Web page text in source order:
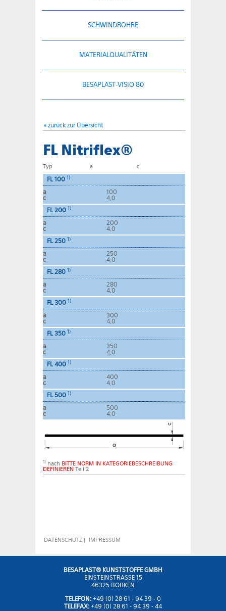
SCHWINDROHRE
MATERIALQUALITÄTEN
BESAPLAST-VISIO 80
« zurück zur Übersicht
FL Nitriflex®
Typ a c
FL 100 1)
a
100
c
4,0
FL 200 1)
a
200
c
4,0
FL 250 1)
a
250
c
4,0
FL 280 1)
a
280
c
4,0
FL 300 1)
a
300
c
4,0
FL 350 1)
a
350
c
4,0
FL 400 1)
a
400
c
4,0
FL 500 1)
a
500
c
4,0
1) nach BITTE NORM IN KATEGORIEBESCHREIBUNG
DEFINIEREN Teil 2
DATENSCHUTZ| IMPRESSUM
BESAPLAST® KUNSTSTOFFE GMBH
EINSTEINSTRASSE 15
46325 BORKEN
TELEFON: +49 (0) 28 61 - 94 39 - 0
TELEFAX: +49 (0) 28 61 - 94 39 - 44